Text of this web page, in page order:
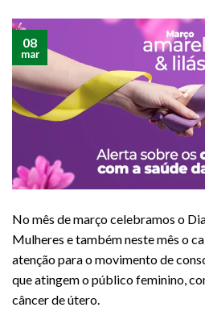
08
mar
No mês de março celebramos o
Mulheres e também neste mês o
atenção para o movimento de
que atingem o público feminino,
câncer de útero.